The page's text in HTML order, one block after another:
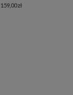
159,00 zł